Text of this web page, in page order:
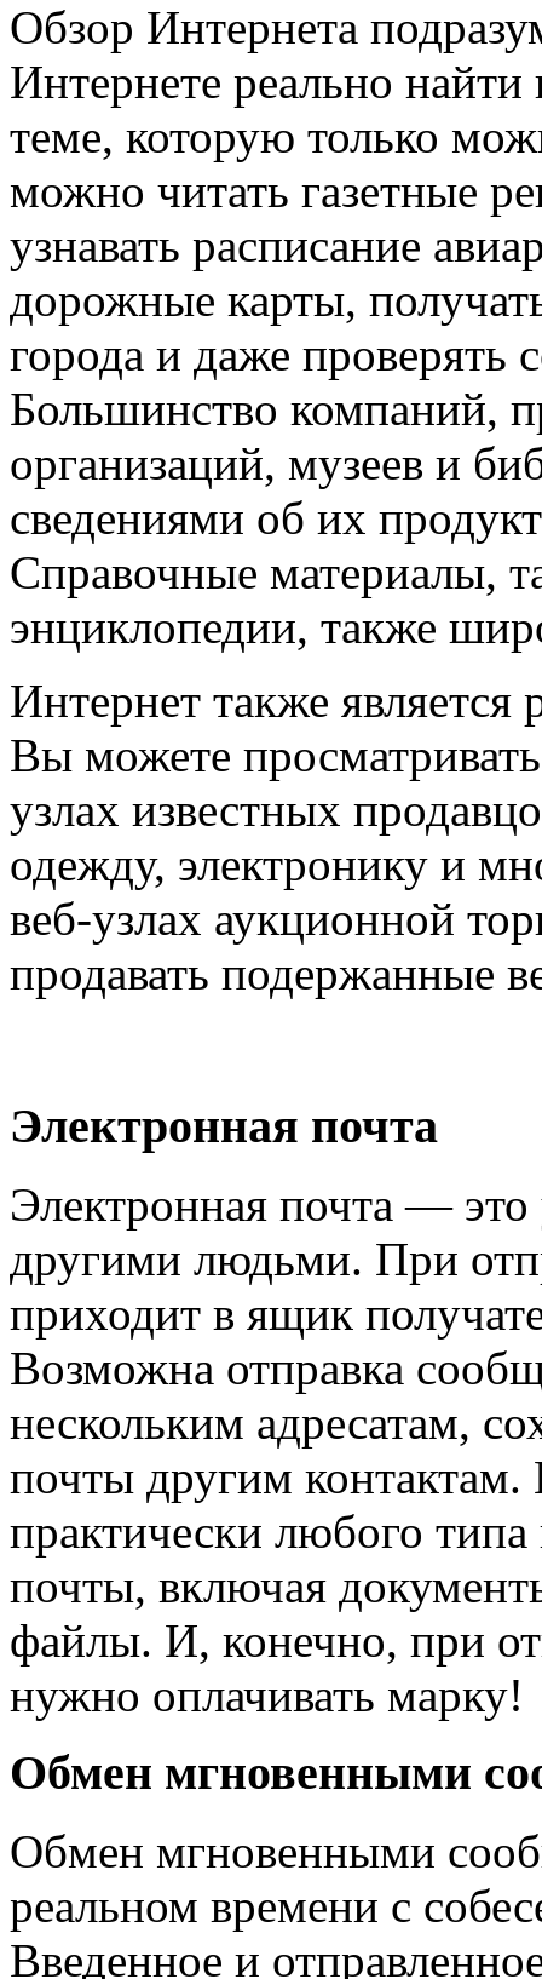
Обзор Интернета
Интернете реально
теме, которую только
можно читать газетные
узнавать расписание
дорожные карты,
города и даже проверять
Большинство компаний,
организаций, музеев и
сведениями об их
Справочные материалы,
энциклопедии, также
Интернет также
Вы можете
узлах известных
одежду, электронику и
веб-узлах аукционной
продавать подержанные
Электронная почта
Электронная почта —
другими людьми. При
приходит в ящик
Возможна отправка
нескольким адресатам,
почты другим
практически любого
почты, включая
файлы. И, конечно, при
нужно оплачивать марку!
Обмен мгновенными
Обмен мгновенными
реальном времени с
Введенное и